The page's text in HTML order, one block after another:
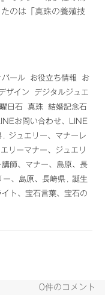
のは「真珠の養殖技
パール お役立ち情報
お
ザイン
デジタルジュエ
曜日石 真珠
結婚記念石
LINEお問い合わせ、LINE
ジュエリー、マナーレ
リーマナー、ジュエリ
師、マナー、島原、長
ー、島原、長崎県
誕生
ト、宝石言葉、宝石の
0件のコメント